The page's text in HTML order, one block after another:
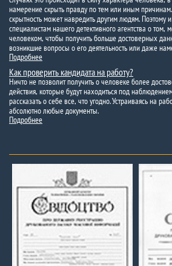
намерение скрыть правду по тем или иным
скрытность может навредить другим людям. Поэтому
специалистам нашего детективного агентства о том,
человеком, чтобы получить больше достоверных
возникшие вопросы о его деятельность или даже
Подробнее
Как проверить кандидата на работу?
Ничто не позволит получить о человеке более
действия, которые будут находиться под
рассказать о себе все, что угодно. Устраиваясь на
абсолютно любые документы.
Подробнее